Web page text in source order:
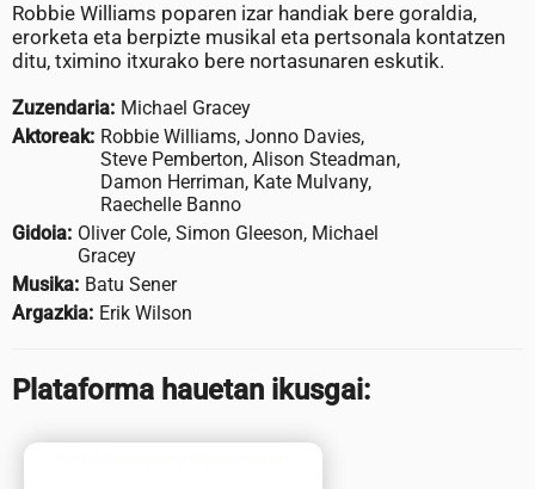
Robbie Williams poparen izar handiak bere goraldia,
erorketa eta berpizte musikal eta pertsonala kontatzen
ditu, tximino itxurako bere nortasunaren eskutik.
Zuzendaria: Michael Gracey
Aktoreak: Robbie Williams, Jonno Davies,
Steve Pemberton, Alison Steadman,
Damon Herriman, Kate Mulvany,
Raechelle Banno
Gidoia: Oliver Cole, Simon Gleeson, Michael
Gracey
Musika: Batu Sener
Argazkia: Erik Wilson
Plataforma hauetan ikusgai: